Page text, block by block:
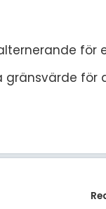
för
för